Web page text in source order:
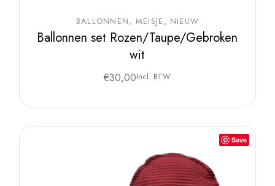
BALLONNEN MEISJE NIEUW
Ballonnen set Rozen/Taupe/Gebroken
wit
€30,00Incl. BTW
Save